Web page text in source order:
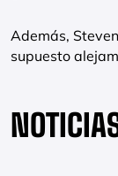
Además,
supuesto